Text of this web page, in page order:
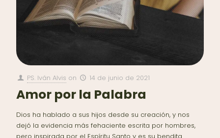
PS. Iván Alvis on 14 de junio de 2021
Amor por la Palabra
Dios ha hablado a sus hijos desde su creación, y nos
dejó la evidencia más fehaciente escrita por hombres,